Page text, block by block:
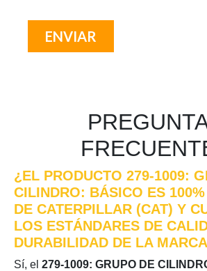
¿EL PRODUCTO 279-1009:
CILINDRO: BÁSICO ES
DE CATERPILLAR (CAT) Y
LOS ESTÁNDARES DE
DURABILIDAD DE LA
Sí, el 279-1009: GRUPO DE